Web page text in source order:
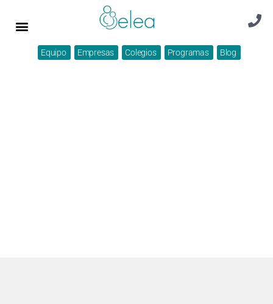
Equipo Empresas Colegios Programas Blog